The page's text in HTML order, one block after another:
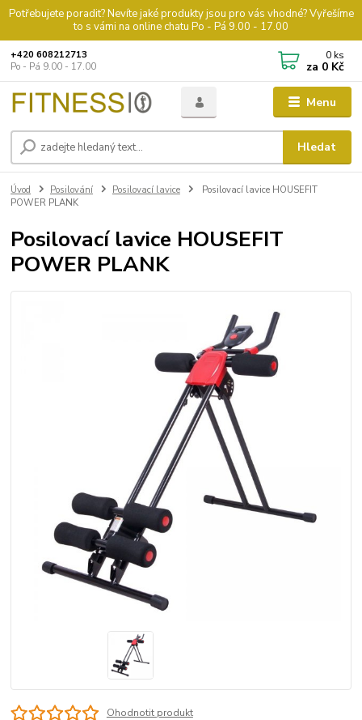
Potřebujete poradit? Nevíte jaké produkty jsou pro vás vhodné? Vyřešíme
to s vámi na online chatu Po - Pá 9.00 - 17.00
Menu
Hledat
+420 608212713
Po - Pá 9.00 - 17.00
0 ks
za 0 Kč
Úvod Posilování Posilovací lavice
Posilovací lavice HOUSEFIT
POWER PLANK
Posilovací lavice HOUSEFIT
POWER PLANK
Ohodnotit produkt